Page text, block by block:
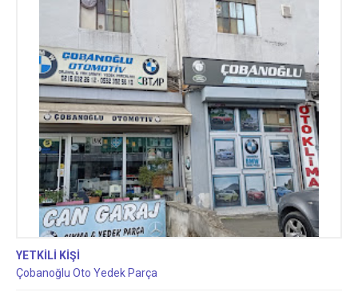
YETKİLİ KİŞİ
Çobanoğlu Oto Yedek Parça